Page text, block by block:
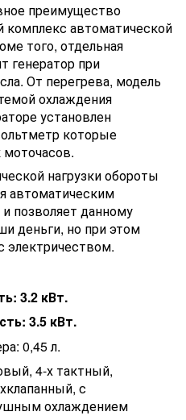
преимущество
комплекс автоматической
того, отдельная
генератор при
От перегрева, модель
охлаждения
установлен
которые
моточасов.
нагрузки обороты
автоматическим
позволяет данному
деньги, но при этом
электричеством.
3.2 кВт.
3.5 кВт.
0,45 л.
4-х тактный,
с
охлаждением